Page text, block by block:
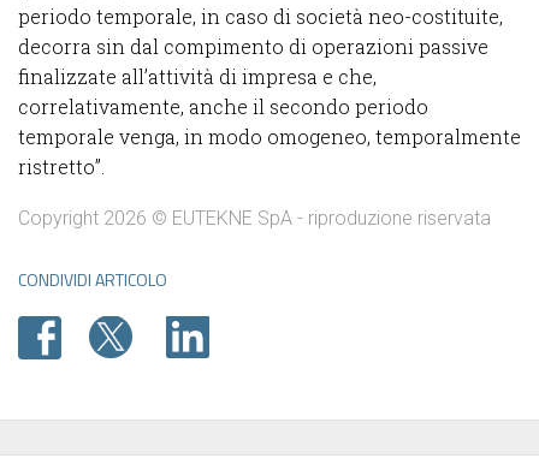
periodo temporale, in caso di società neo-costituite,
decorra sin dal compimento di operazioni passive
finalizzate all’attività di impresa e che,
correlativamente, anche il secondo periodo
temporale venga, in modo omogeneo, temporalmente
ristretto”.
Copyright 2026 © EUTEKNE SpA - riproduzione riservata
CONDIVIDI ARTICOLO